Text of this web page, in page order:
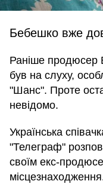
Бебешко вже
Раніше
був на слуху,
"Шанс". Проте
невідомо.
Українська
"Телеграф"
своїм екс-